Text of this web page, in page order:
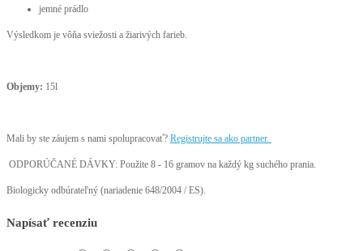
jemné prádlo
Výsledkom je vôňa sviežosti a žiarivých farieb.
Objemy: 15l
Mali by ste záujem s nami spolupracovať? Registrujte sa ako partner.
ODPORÚČANÉ DÁVKY: Použite 8 - 16 gramov na každý kg suchého prania.
Biologicky odbúrateľný (nariadenie 648/2004 / ES).
Napísať recenziu